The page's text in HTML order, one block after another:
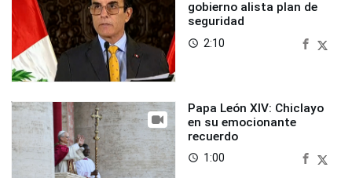
gobierno alista plan de
seguridad
access_time 2:10
Papa León XIV: Chiclayo
en su emocionante
recuerdo
access_time 1:00